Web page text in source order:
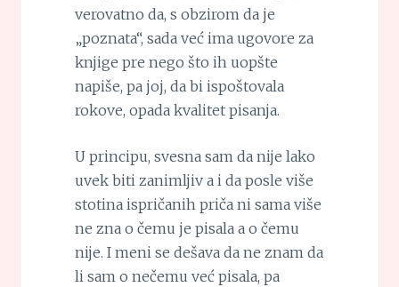
verovatno da, s obzirom da je
„poznata“, sada već ima ugovore za
knjige pre nego što ih uopšte
napiše, pa joj, da bi ispoštovala
rokove, opada kvalitet pisanja.
U principu, svesna sam da nije lako
uvek biti zanimljiv a i da posle više
stotina ispričanih priča ni sama više
ne zna o čemu je pisala a o čemu
nije. I meni se dešava da ne znam da
li sam o nečemu već pisala, pa